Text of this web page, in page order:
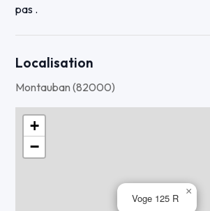
pas .
Localisation
Montauban (82000)
Voge 125 R
×
+
−